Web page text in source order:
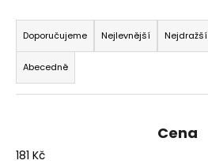
Ř
a
z
e
n
Doporučujeme Nejlevnější Nejdražší
Abecedně
Cena
181 Kč
p